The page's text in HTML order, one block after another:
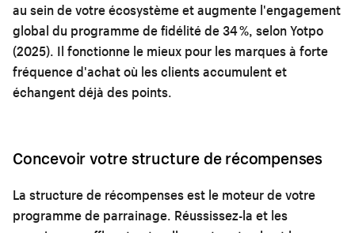
au sein de votre écosystème et augmente l'engagement
global du programme de fidélité de 34 %, selon Yotpo
(2025). Il fonctionne le mieux pour les marques à forte
fréquence d'achat où les clients accumulent et
échangent déjà des points.
Concevoir votre structure de récompenses
La structure de récompenses est le moteur de votre
programme de parrainage. Réussissez-la et les